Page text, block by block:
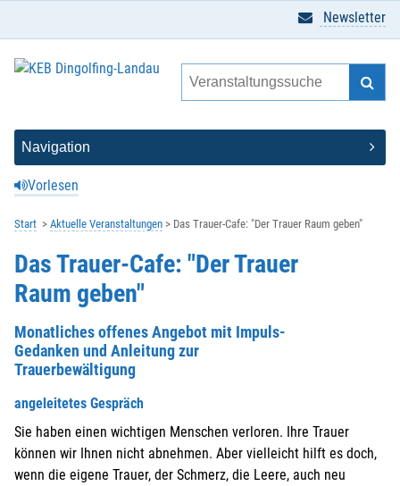
Vorlesen
Newsletter
Start Aktuelle Veranstaltungen Das Trauer-Cafe: "Der Trauer Raum geben"
Das Trauer-Cafe: "Der Trauer
Raum geben"
Monatliches offenes Angebot mit Impuls-
Gedanken und Anleitung zur
Trauerbewältigung
angeleitetes Gespräch
Sie haben einen wichtigen Menschen verloren. Ihre Trauer
können wir Ihnen nicht abnehmen. Aber vielleicht hilft es doch,
wenn die eigene Trauer, der Schmerz, die Leere, auch neu